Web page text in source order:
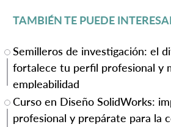
TAMBIÉN TE PUEDE
Semilleros de investigación: el
fortalece tu perfil profesional y
empleabilidad
Curso en Diseño SolidWorks:
profesional y prepárate para la